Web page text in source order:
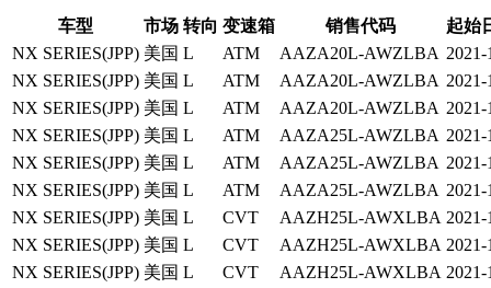
车型 市场 转向 变速箱 销售代码
起始
NX SERIES(JPP) 美国 L ATM AAZA20L-AWZLBA 2021-
NX SERIES(JPP) 美国 L ATM AAZA20L-AWZLBA 2021-
NX SERIES(JPP) 美国 L ATM AAZA20L-AWZLBA 2021-
NX SERIES(JPP) 美国 L ATM AAZA25L-AWZLBA 2021-
NX SERIES(JPP) 美国 L ATM AAZA25L-AWZLBA 2021-
NX SERIES(JPP) 美国 L ATM AAZA25L-AWZLBA 2021-
NX SERIES(JPP) 美国 L CVT AAZH25L-AWXLBA 2021-
NX SERIES(JPP) 美国 L CVT AAZH25L-AWXLBA 2021-
NX SERIES(JPP) 美国 L CVT AAZH25L-AWXLBA 2021-